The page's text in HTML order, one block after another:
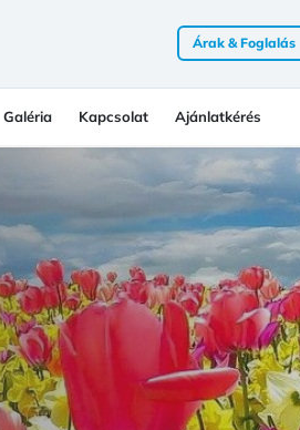
Árak & Foglalás
Galéria Kapcsolat Ajánlatkérés